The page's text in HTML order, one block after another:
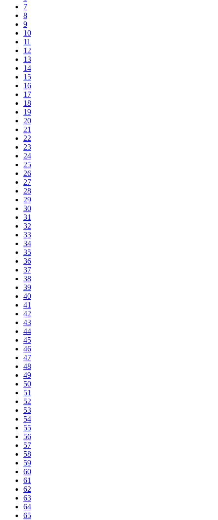
7
8
9
10
11
12
13
14
15
16
17
18
19
20
21
22
23
24
25
26
27
28
29
30
31
32
33
34
35
36
37
38
39
40
41
42
43
44
45
46
47
48
49
50
51
52
53
54
55
56
57
58
59
60
61
62
63
64
65